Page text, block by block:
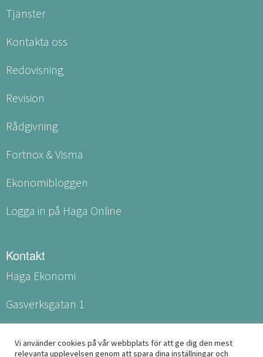
Tjänster
Kontakta oss
Redovisning
Revision
Rådgivning
Fortnox & Visma
Ekonomibloggen
Logga in på Haga Online
Kontakt
Haga Ekonomi
Gasverksgatan 1
Vi använder cookies på vår webbplats för att ge dig den mest
relevanta upplevelsen genom att spara dina inställningar och